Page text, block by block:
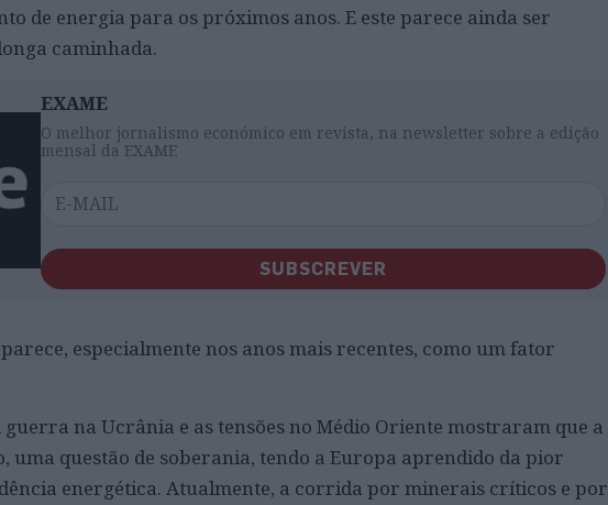
de energia para os próximos anos. E este parece ainda ser
caminhada.
EXAME
O melhor jornalismo económico em revista, na newsletter sobre a edição
mensal da EXAME
SUBSCREVER
especialmente nos anos mais recentes, como um fator
na Ucrânia e as tensões no Médio Oriente mostraram que a
uma questão de soberania, tendo a Europa aprendido da pior
energética. Atualmente, a corrida por minerais críticos e por